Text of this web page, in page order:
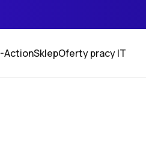
ActionSklepOferty pracy IT